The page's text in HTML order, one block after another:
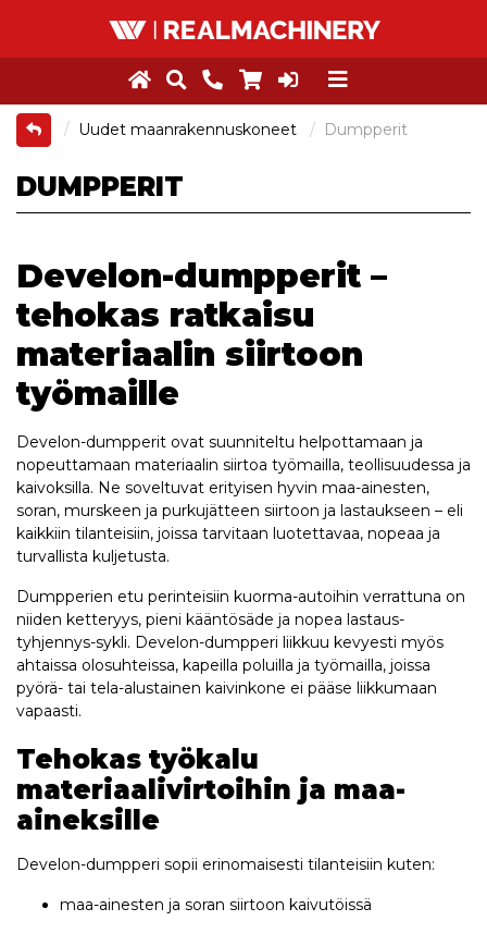
Uudet maanrakennuskoneet Dumpperit
DUMPPERIT
Develon-dumpperit –
tehokas ratkaisu
materiaalin siirtoon
työmaille
Develon-dumpperit ovat suunniteltu helpottamaan ja
nopeuttamaan materiaalin siirtoa työmailla, teollisuudessa ja
kaivoksilla. Ne soveltuvat erityisen hyvin maa-ainesten,
soran, murskeen ja purkujätteen siirtoon ja lastaukseen – eli
kaikkiin tilanteisiin, joissa tarvitaan luotettavaa, nopeaa ja
turvallista kuljetusta.
Dumpperien etu perinteisiin kuorma-autoihin verrattuna on
niiden ketteryys, pieni kääntösäde ja nopea lastaus-
tyhjennys-sykli. Develon-dumpperi liikkuu kevyesti myös
ahtaissa olosuhteissa, kapeilla poluilla ja työmailla, joissa
pyörä- tai tela-alustainen kaivinkone ei pääse liikkumaan
vapaasti.
Tehokas työkalu
materiaalivirtoihin ja maa-
aineksille
Develon-dumpperi sopii erinomaisesti tilanteisiin kuten:
maa-ainesten ja soran siirtoon kaivutöissä